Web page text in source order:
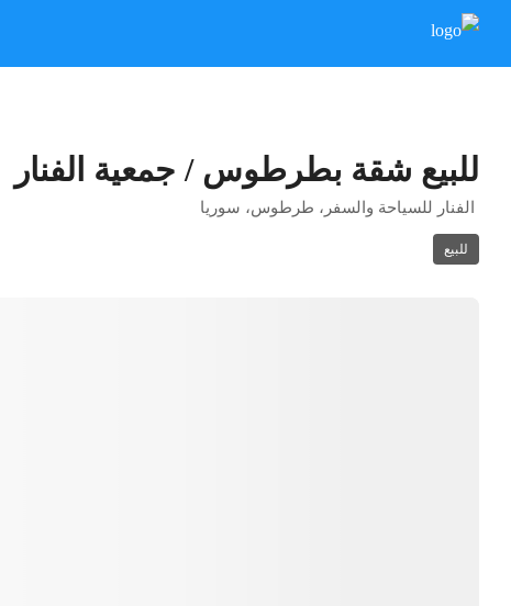
للبيع شقة بطرطوس / جمعية الفنار
الفنار للسياحة والسفر، طرطوس، سوريا
للبيع